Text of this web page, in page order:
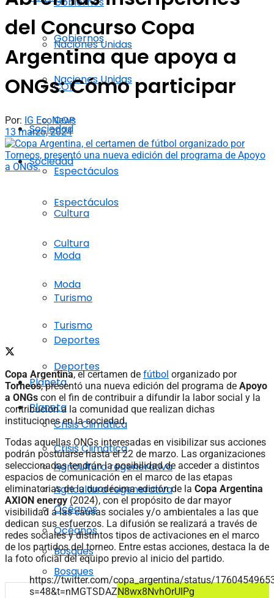
Naciones Unidas
COP
Sociedad
Espectáculos
Cultura
Moda
Turismo
Deportes
Planeta
Crisis Climática
Agricultura regenerativa
Océanos
Bosques
Gobiernos
Naciones Unidas
COP
Sociedad
Espectáculos
Cultura
Moda
Turismo
Deportes
Planeta
Crisis Climática
Agricultura regenerativa
Océanos
Bosques
del Concurso Copa
Argentina que apoya a
ONGs: Cómo participar
Por: IG EcoNews
13 marzo, 2024
Copa Argentina, el certamen de fútbol organizado por
Torneos, presentó una nueva edición del programa de Apoyo
a ONGs con el fin de contribuir a difundir la labor social y la
contribución a la comunidad que realizan dichas
instituciones en la sociedad.
Todas aquellas ONGs interesadas en visibilizar sus acciones
podrán postularse hasta el 22 de marzo. Las organizaciones
seleccionadas tendrán la posibilidad de acceder a distintos
espacios de comunicación en el marco de las etapas
eliminatorias de la duodécima edición de la Copa Argentina
AXION energy (2024), con el propósito de dar mayor
visibilidad a las causas sociales y/o ambientales a las que
dedican sus esfuerzos. La difusión se realizará a través de
redes sociales y distintos tipos de activaciones en el marco
de los partidos del torneo. Entre estas acciones, destaca la de
la foto oficial del equipo previo al inicio del partido.
https://twitter.com/copa_argentina/status/
s=48&t=nMGTSDAZN8wx8NvhOrUIPg